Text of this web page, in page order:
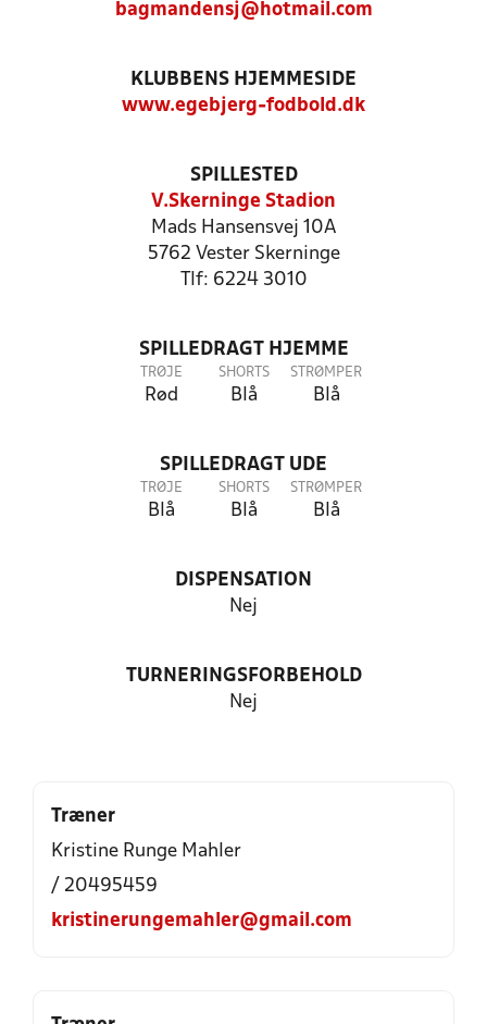
bagmandensj@hotmail.com
KLUBBENS HJEMMESIDE
www.egebjerg-fodbold.dk
SPILLESTED
V.Skerninge Stadion
Mads Hansensvej 10A
5762 Vester Skerninge
Tlf: 6224 3010
SPILLEDRAGT HJEMME
TRØJE
Rød
SHORTS
Blå
STRØMPER
Blå
SPILLEDRAGT UDE
TRØJE
Blå
SHORTS
Blå
STRØMPER
Blå
DISPENSATION
Nej
TURNERINGSFORBEHOLD
Nej
Træner
Kristine Runge Mahler
/ 20495459
kristinerungemahler@gmail.com